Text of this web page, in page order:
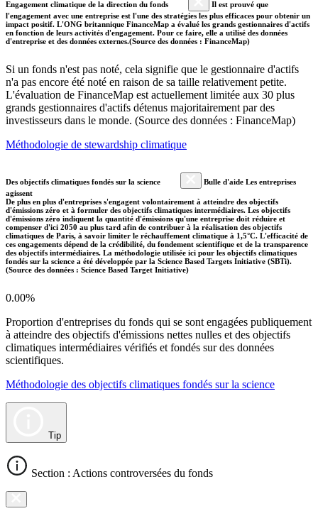
Engagement climatique de la direction du fonds
Il est prouvé que
l'engagement avec une entreprise est l'une des stratégies les plus efficaces pour obtenir un
impact positif. L'ONG britannique FinanceMap a évalué les grands gestionnaires d'actifs
en fonction de leurs activités d'engagement. Pour ce faire, elle a utilisé des données
d'entreprise et des données externes.(Source des données : FinanceMap)
Si un fonds n'est pas noté, cela signifie que le gestionnaire d'actifs
n'a pas encore été noté en raison de sa taille relativement petite.
L'évaluation de FinanceMap est actuellement limitée aux 30 plus
grands gestionnaires d'actifs détenus majoritairement par des
investisseurs dans le monde. (Source des données : FinanceMap)
Méthodologie de stewardship climatique
Des objectifs climatiques fondés sur la science
Bulle d'aide Les entreprises
agissent
De plus en plus d'entreprises s'engagent volontairement à atteindre des objectifs
d'émissions zéro et à formuler des objectifs climatiques intermédiaires. Les objectifs
d'émissions zéro indiquent la quantité d'émissions qu'une entreprise doit réduire et
compenser d'ici 2050 au plus tard afin de contribuer à la réalisation des objectifs
climatiques de Paris, à savoir limiter le réchauffement climatique à 1,5°C. L'efficacité de
ces engagements dépend de la crédibilité, du fondement scientifique et de la transparence
des objectifs intermédiaires. La méthodologie utilisée ici pour les objectifs climatiques
fondés sur la science a été développée par la Science Based Targets Initiative (SBTi).
(Source des données : Science Based Target Initiative)
0.00%
Proportion d'entreprises du fonds qui se sont engagées publiquement
à atteindre des objectifs d'émissions nettes nulles et des objectifs
climatiques intermédiaires vérifiés et fondés sur des données
scientifiques.
Méthodologie des objectifs climatiques fondés sur la science
Tip
Section : Actions controversées du fonds